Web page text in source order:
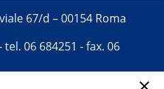
67/d – 00154 Roma
tel. 06 684251 - fax. 06